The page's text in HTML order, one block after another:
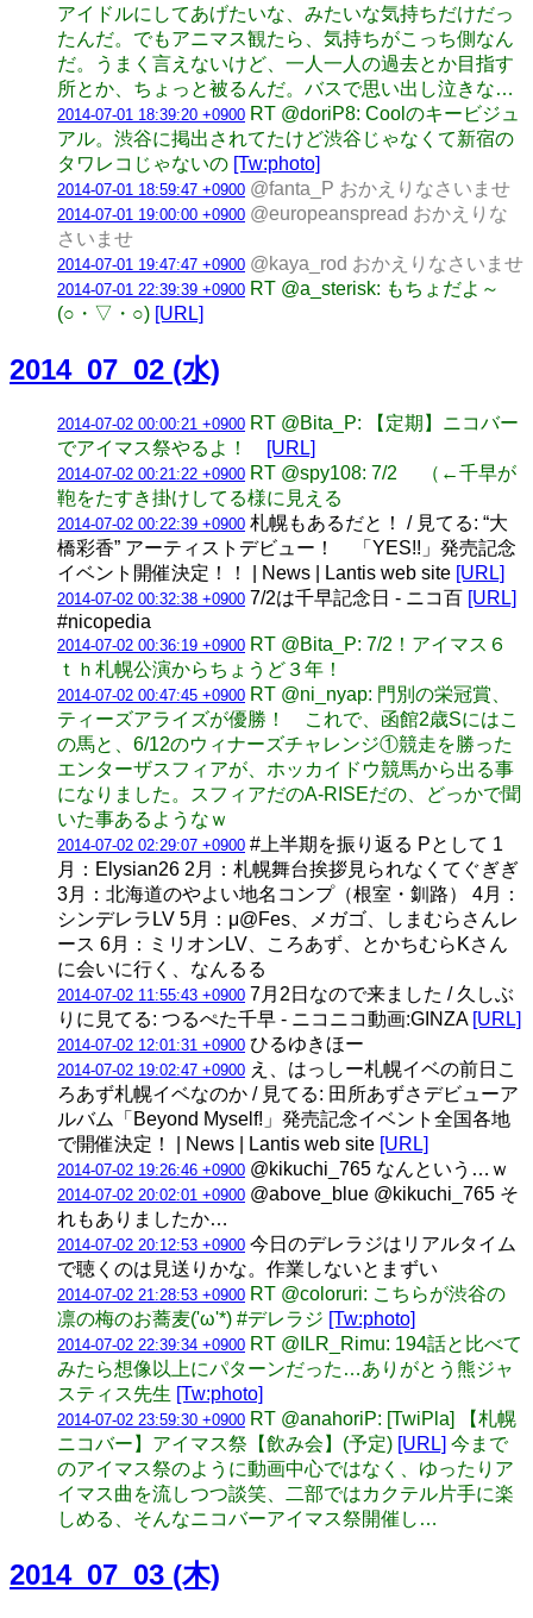
アイドルにしてあげたいな、みたいな気持ちだけだっ
たんだ。でもアニマス観たら、気持ちがこっち側なん
だ。うまく言えないけど、一人一人の過去とか目指す
所とか、ちょっと被るんだ。バスで思い出し泣きな…
2014-07-01 18:39:20 +0900 RT @doriP8: Coolのキービジュ
アル。渋谷に掲出されてたけど渋谷じゃなくて新宿の
タワレコじゃないの [Tw:photo]
2014-07-01 18:59:47 +0900 @fanta_P おかえりなさいませ
2014-07-01 19:00:00 +0900 @europeanspread おかえりな
さいませ
2014-07-01 19:47:47 +0900 @kaya_rod おかえりなさいませ
2014-07-01 22:39:39 +0900 RT @a_sterisk: もちょだよ～
(○・▽・○) [URL]
2014_07_02 (水)
2014-07-02 00:00:21 +0900 RT @Bita_P: 【定期】ニコバー
でアイマス祭やるよ！
[URL]
2014-07-02 00:21:22 +0900 RT @spy108: 7/2 （←千早が
鞄をたすき掛けしてる様に見える
2014-07-02 00:22:39 +0900 札幌もあるだと！ / 見てる: “大
橋彩香” アーティストデビュー！ 「YES!!」発売記念
イベント開催決定！！ | News | Lantis web site [URL]
2014-07-02 00:32:38 +0900 7/2は千早記念日 - ニコ百 [URL]
#nicopedia
2014-07-02 00:36:19 +0900 RT @Bita_P: 7/2！アイマス６
ｔｈ札幌公演からちょうど３年！
2014-07-02 00:47:45 +0900 RT @ni_nyap: 門別の栄冠賞、
ティーズアライズが優勝！ これで、函館2歳Sにはこ
の馬と、6/12のウィナーズチャレンジ①競走を勝った
エンターザスフィアが、ホッカイドウ競馬から出る事
になりました。スフィアだのA-RISEだの、どっかで聞
いた事あるようなｗ
2014-07-02 02:29:07 +0900 #上半期を振り返る Pとして 1
月：Elysian26 2月：札幌舞台挨拶見られなくてぐぎぎ
3月：北海道のやよい地名コンプ（根室・釧路） 4月：
シンデレラLV 5月：μ@Fes、メガゴ、しまむらさんレ
ース 6月：ミリオンLV、ころあず、とかちむらKさん
に会いに行く、なんるる
2014-07-02 11:55:43 +0900 7月2日なので来ました / 久しぶ
りに見てる: つるぺた千早 - ニコニコ動画:GINZA [URL]
2014-07-02 12:01:31 +0900 ひるゆきほー
2014-07-02 19:02:47 +0900 え、はっしー札幌イベの前日こ
ろあず札幌イベなのか / 見てる: 田所あずさデビューア
ルバム「Beyond Myself!」発売記念イベント全国各地
で開催決定！ | News | Lantis web site [URL]
2014-07-02 19:26:46 +0900 @kikuchi_765 なんという…ｗ
2014-07-02 20:02:01 +0900 @above_blue @kikuchi_765 そ
れもありましたか…
2014-07-02 20:12:53 +0900 今日のデレラジはリアルタイム
で聴くのは見送りかな。作業しないとまずい
2014-07-02 21:28:53 +0900 RT @coloruri: こちらが渋谷の
凛の梅のお蕎麦('ω'*) #デレラジ [Tw:photo]
2014-07-02 22:39:34 +0900 RT @ILR_Rimu: 194話と比べて
みたら想像以上にパターンだった…ありがとう熊ジャ
スティス先生 [Tw:photo]
2014-07-02 23:59:30 +0900 RT @anahoriP: [TwiPla] 【札幌
ニコバー】アイマス祭【飲み会】(予定) [URL] 今まで
のアイマス祭のように動画中心ではなく、ゆったりア
イマス曲を流しつつ談笑、二部ではカクテル片手に楽
しめる、そんなニコバーアイマス祭開催し…
2014_07_03 (木)